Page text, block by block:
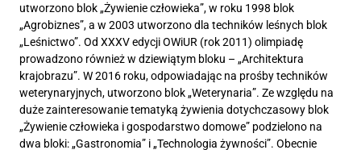
utworzono blok „Żywienie człowieka”, w roku 1998 blok
„Agrobiznes”, a w 2003 utworzono dla techników leśnych blok
„Leśnictwo”. Od XXXV edycji OWiUR (rok 2011) olimpiadę
prowadzono również w dziewiątym bloku – „Architektura
krajobrazu”. W 2016 roku, odpowiadając na prośby techników
weterynaryjnych, utworzono blok „Weterynaria”. Ze względu na
duże zainteresowanie tematyką żywienia dotychczasowy blok
„Żywienie człowieka i gospodarstwo domowe” podzielono na
dwa bloki: „Gastronomia” i „Technologia żywności”. Obecnie